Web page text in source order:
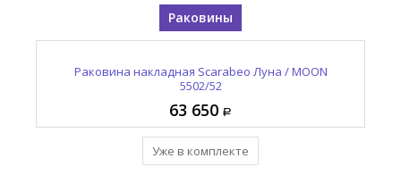
Раковины
Раковина накладная Scarabeo Луна / MOON
5502/52
63 650
Уже в комплекте